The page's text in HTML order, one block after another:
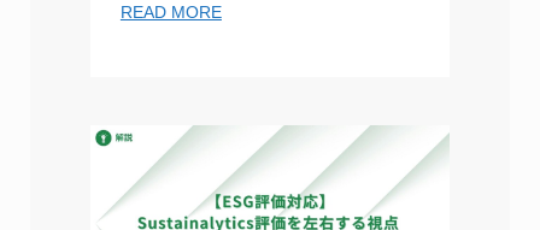
READ MORE